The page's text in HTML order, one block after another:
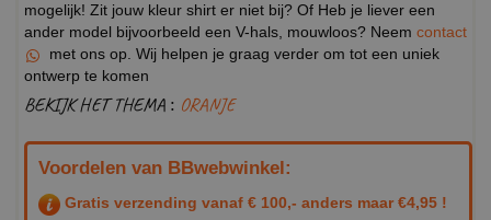
mogelijk! Zit jouw kleur shirt er niet bij? Of Heb je liever een
ander model bijvoorbeeld een V-hals, mouwloos? Neem contact
met ons op. Wij helpen je graag verder om tot een uniek
ontwerp te komen
BEKIJK HET THEMA : ORANJE
Voordelen van BBwebwinkel:
Gratis verzending vanaf € 100,- anders maar €4,95 !